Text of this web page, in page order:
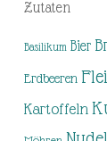
Zutaten
Basilikum Bier
Erdbeeren
Kartoffeln